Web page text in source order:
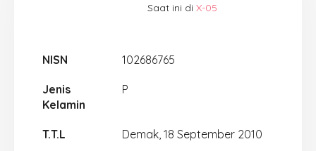
Saat ini diX-05
NISN 102686765
Jenis
Kelamin
P
T.T.L Demak, 18 September 2010